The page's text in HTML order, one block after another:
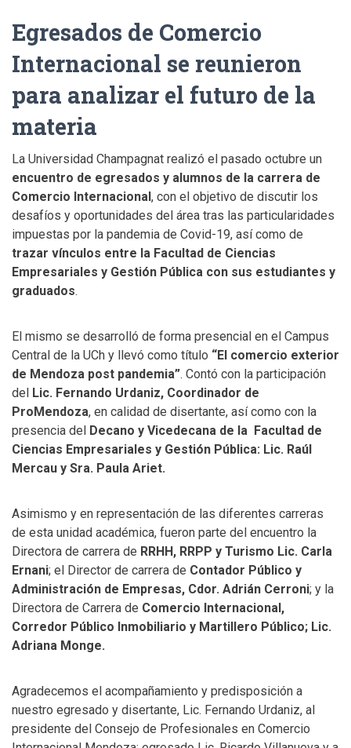
Egresados de Comercio
Internacional se reunieron
para analizar el futuro de la
materia
La Universidad Champagnat realizó el pasado octubre un
encuentro de egresados y alumnos de la carrera de
Comercio Internacional, con el objetivo de discutir los
desafíos y oportunidades del área tras las particularidades
impuestas por la pandemia de Covid-19, así como de
trazar vínculos entre la Facultad de Ciencias
Empresariales y Gestión Pública con sus estudiantes y
graduados.
El mismo se desarrolló de forma presencial en el Campus
Central de la UCh y llevó como título “El comercio exterior
de Mendoza post pandemia”. Contó con la participación
del Lic. Fernando Urdaniz, Coordinador de
ProMendoza, en calidad de disertante, así como con la
presencia del Decano y Vicedecana de la Facultad de
Ciencias Empresariales y Gestión Pública: Lic. Raúl
Mercau y Sra. Paula Ariet.
Asimismo y en representación de las diferentes carreras
de esta unidad académica, fueron parte del encuentro la
Directora de carrera de RRHH, RRPP y Turismo Lic. Carla
Ernani; el Director de carrera de Contador Público y
Administración de Empresas, Cdor. Adrián Cerroni; y la
Directora de Carrera de Comercio Internacional,
Corredor Público Inmobiliario y Martillero Público; Lic.
Adriana Monge.
Agradecemos el acompañamiento y predisposición a
nuestro egresado y disertante, Lic. Fernando Urdaniz, al
presidente del Consejo de Profesionales en Comercio